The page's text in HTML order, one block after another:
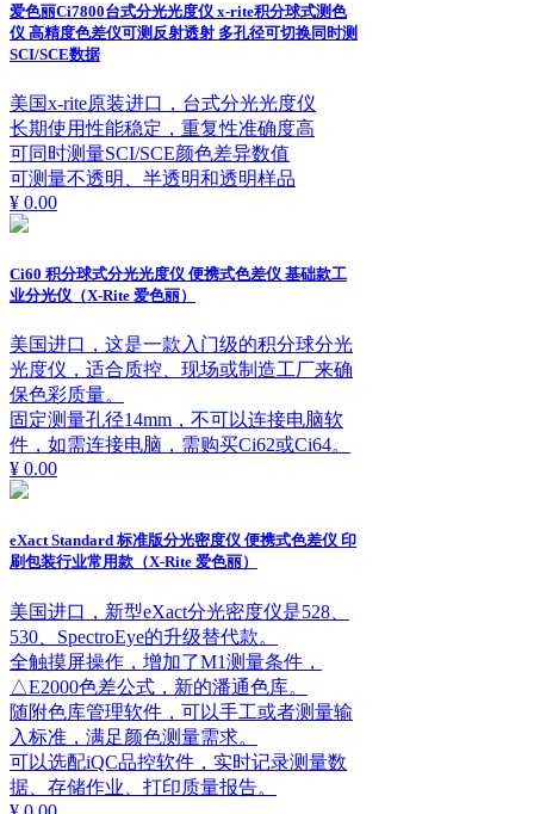
爱色丽Ci7800台式分光光度仪 x-rite积分球式测色
仪 高精度色差仪可测反射透射 多孔径可切换同时测
SCI/SCE数据
美国x-rite原装进口，台式分光光度仪
长期使用性能稳定，重复性准确度高
可同时测量SCI/SCE颜色差异数值
可测量不透明、半透明和透明样品
¥ 0.00
Ci60 积分球式分光光度仪 便携式色差仪 基础款工
业分光仪（X-Rite 爱色丽）
美国进口，这是一款入门级的积分球分光
光度仪，适合质控、现场或制造工厂来确
保色彩质量。
固定测量孔径14mm，不可以连接电脑软
件，如需连接电脑，需购买Ci62或Ci64。
¥ 0.00
eXact Standard 标准版分光密度仪 便携式色差仪 印
刷包装行业常用款（X-Rite 爱色丽）
美国进口，新型eXact分光密度仪是528、
530、SpectroEye的升级替代款。
全触摸屏操作，增加了M1测量条件，
△E2000色差公式，新的潘通色库。
随附色库管理软件，可以手工或者测量输
入标准，满足颜色测量需求。
可以选配iQC品控软件，实时记录测量数
据、存储作业、打印质量报告。